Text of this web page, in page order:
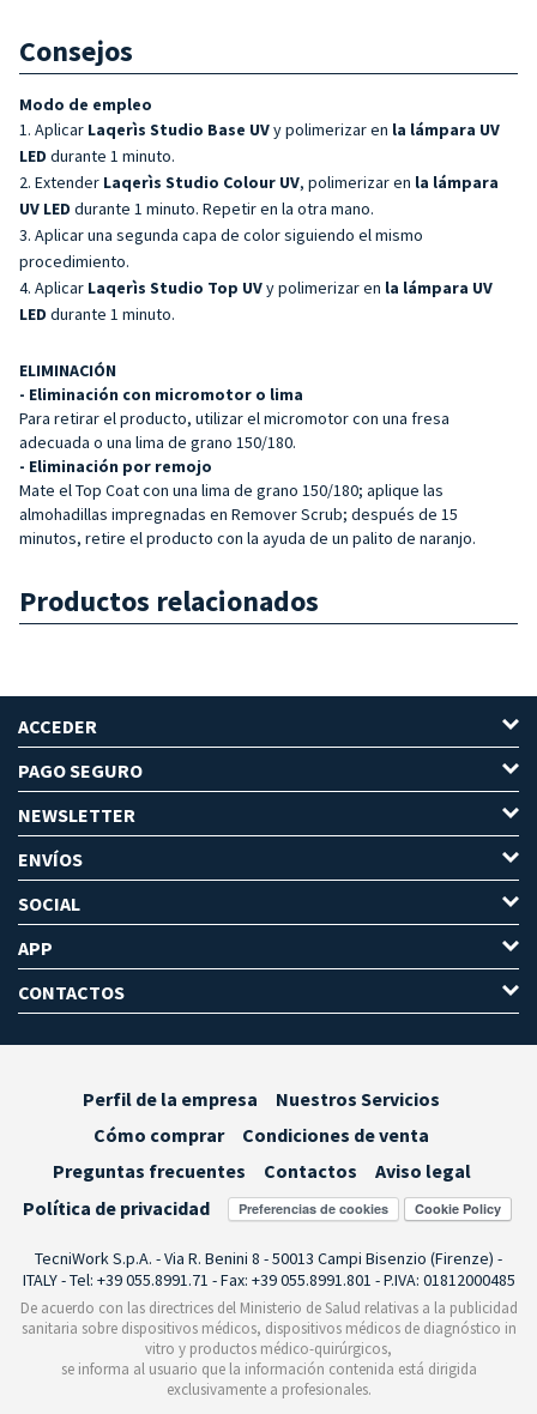
Consejos
Modo de empleo
Aplicar Laqerìs Studio Base UVy polimerizar en la lámpara UV
LED durante 1 minuto.
Extender Laqerìs Studio Colour UV, polimerizar en la lámpara
UV LED durante 1 minuto. Repetir en la otra mano.
Aplicar una segunda capa de color siguiendo el mismo
procedimiento.
Aplicar Laqerìs Studio Top UVy polimerizar en la lámpara UV
LED durante 1 minuto.
ELIMINACIÓN
- Eliminación con micromotor o lima
Para retirar el producto, utilizar el micromotor con una fresa
adecuada o una lima de grano 150/180.
- Eliminación por remojo
Mate el Top Coat con una lima de grano 150/180; aplique las
almohadillas impregnadas en Remover Scrub; después de 15
minutos, retire el producto con la ayuda de un palito de naranjo.
Productos relacionados
ACCEDER
PAGO SEGURO
NEWSLETTER
ENVÍOS
SOCIAL
APP
CONTACTOS
Perfil de la empresa
Nuestros Servicios
Cómo comprar
Condiciones de venta
Preguntas frecuentes
Contactos
Aviso legal
Política de privacidad
Preferencias de cookies
TecniWork S.p.A. - Via R. Benini 8 - 50013 Campi Bisenzio (Firenze) -
ITALY - Tel: +39 055.8991.71 - Fax: +39 055.8991.801 - P.IVA: 01812000485
De acuerdo con las directrices del Ministerio de Salud relativas a la publicidad
sanitaria sobre dispositivos médicos, dispositivos médicos de diagnóstico in
vitro y productos médico-quirúrgicos,
se informa al usuario que la información contenida está dirigida
exclusivamente a profesionales.